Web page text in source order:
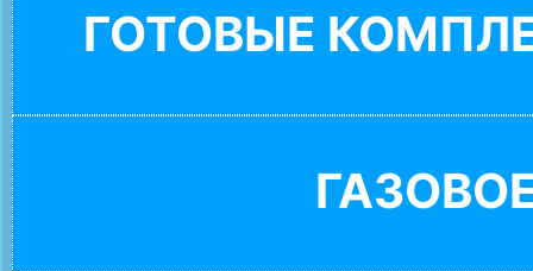
ГОТОВЫЕ